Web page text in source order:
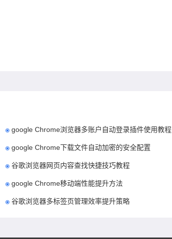
google Chrome浏览器多账户自动登录插件使用教程
google Chrome下载文件自动加密的安全配置
谷歌浏览器网页内容查找快捷技巧教程
google Chrome移动端性能提升方法
谷歌浏览器多标签页管理效率提升策略